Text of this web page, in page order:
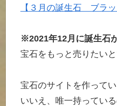
【３月の誕生石 ブラ
※2021年12月に誕生石
宝石をもっと売りたい
宝石のサイトを作って
いいえ、唯一持ってい